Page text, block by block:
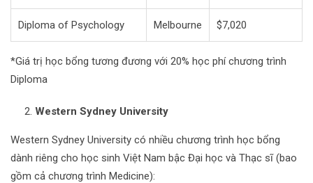
Diploma of Psychology Melbourne $7,020
*Giá trị học bổng tương đương với 20% học phí chương trình
Diploma
Western Sydney University
Western Sydney University có nhiều chương trình học bổng
dành riêng cho học sinh Việt Nam bậc Đại học và Thạc sĩ (bao
gồm cả chương trình Medicine):